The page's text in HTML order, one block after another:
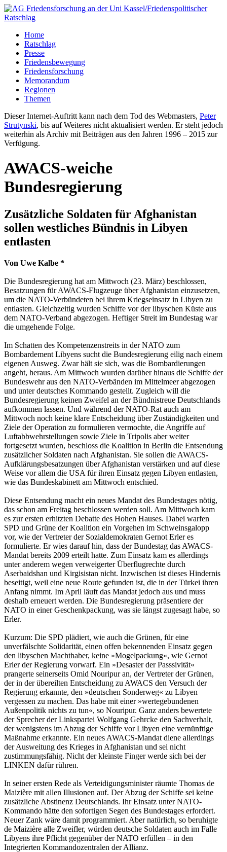
Home
Ratschlag
Presse
Friedensbewegung
Friedensforschung
Memorandum
Regionen
Themen
Dieser Internet-Auftritt kann nach dem Tod des Webmasters, Peter
Strutynski, bis auf Weiteres nicht aktualisiert werden. Er steht jedoch
weiterhin als Archiv mit Beiträgen aus den Jahren 1996 – 2015 zur
Verfügung.
AWACS-weiche
Bundesregierung
Zusätzliche Soldaten für Afghanistan
sollen westliches Bündnis in Libyen
entlasten
Von Uwe Kalbe *
Die Bundesregierung hat am Mittwoch (23. März) beschlossen,
Besatzungen für AWACS-Flugzeuge über Afghanistan einzusetzen,
um die NATO-Verbündeten bei ihrem Kriegseinsatz in Libyen zu
entlasten. Gleichzeitig wurden Schiffe vor der libyschen Küste aus
dem NATO-Verband abgezogen. Heftiger Streit im Bundestag war
die umgehende Folge.
Im Schatten des Kompetenzenstreits in der NATO zum
Bombardement Libyens sucht die Bundesregierung eilig nach einem
eigenen Ausweg. Zwar hält sie sich, was die Bombardierungen
angeht, heraus. Am Mittwoch wurden darüber hinaus die Schiffe der
Bundeswehr aus den NATO-Verbänden im Mittelmeer abgezogen
und unter deutsches Kommando gestellt. Zugleich will die
Bundesregierung keinen Zweifel an der Bündnistreue Deutschlands
aufkommen lassen. Und während der NATO-Rat auch am
Mittwoch noch keine klare Entscheidung über Zuständigkeiten und
Ziele der Operation zu formulieren vermochte, die Angriffe auf
Luftabbwehrstellungen sowie Ziele in Tripolis aber weiter
fortgesetzt wurden, beschloss die Koalition in Berlin die Entsendung
zusätzlicher Soldaten nach Afghanistan. Sie sollen die AWACS-
Aufklärungsbesatzungen über Afghanistan verstärken und auf diese
Weise vor allem die USA für ihren Einsatz gegen Libyen entlasten,
wie das Bundeskabinett am Mittwoch entschied.
Diese Entsendung macht ein neues Mandat des Bundestages nötig,
das schon am Freitag beschlossen werden soll. Am Mittwoch kam
es zur ersten erhitzten Debatte des Hohen Hauses. Dabei warfen
SPD und Grüne der Koalition ein Vorgehen im Schweinsgalopp
vor, wie der Vertreter der Sozialdemokraten Gernot Erler es
formulierte. Er wies darauf hin, dass der Bundestag das AWACS-
Mandat bereits 2009 erteilt hatte. Zum Einsatz kam es allerdings
unter anderem wegen verweigerter Überflugrechte durch
Aserbaidshan und Kirgisistan nicht. Inzwischen ist dieses Hindernis
beseitigt, weil eine neue Route gefunden ist, die in der Türkei ihren
Anfang nimmt. Im April läuft das Mandat jedoch aus und muss
deshalb erneuert werden. Die Bundesregierung präsentiere der
NATO in einer Geschenkpackung, was sie längst zugesagt habe, so
Erler.
Kurzum: Die SPD plädiert, wie auch die Grünen, für eine
unverfälschte Solidarität, einen offen bekennenden Einsatz gegen
den libyschen Machthaber, keine »Mogelpackung«, wie Gernot
Erler der Regierung vorwarf. Ein »Desaster der Passsivität«
prangerte seinerseits Omid Nouripur an, der Vertreter der Grünen,
der in der übereilten Entscheidung zu AWACS den Versuch der
Regierung erkannte, den »deutschen Sonderweg« zu Libyen
vergessen zu machen. Das habe mit einer »wertegebundenen
Außenpolitik nichts zu tun«, so Nouripur. Ganz anders bewertete
der Sprecher der Linkspartei Wolfgang Gehrcke den Sachverhalt,
der wenigstens im Abzug der Schiffe vor Libyen eine vernünftige
Maßnahme erkannte. Ein neues AWACS-Mandat diene allerdings
der Ausweitung des Krieges in Afghanistan und sei nicht
zustimmungsfähig. Nicht der kleinste Finger werde sich bei der
LINKEN dafür rühren.
In seiner ersten Rede als Verteidigungsminister räumte Thomas de
Maizière mit allen Illusionen auf. Der Abzug der Schiffe sei keine
zusätzliche Abstinenz Deutschlands. Ihr Einsatz unter NATO-
Kommando hätte den sofortigen Segen des Bundestages erfordert.
Neuer Zank wäre damit programmiert. Aber natürlich, so beruhigte
de Maizière alle Zweifler, würden deutsche Soldaten auch im Falle
Libyens ihre Pflicht gegenüber der NATO erfüllen – in den
Integrierten Kommandozentralen der Allianz.